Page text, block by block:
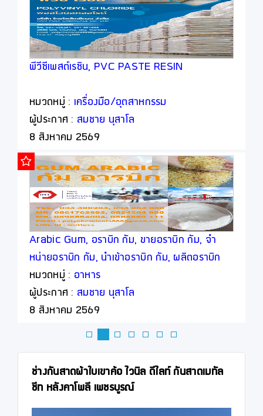
พีวีซีเพสต์เรซิน, PVC PASTE RESIN
หมวดหมู่ : เครื่องมือ/อุตสาหกรรม
ผู้ประกาศ : สมชาย นุสาโล
8 สิงหาคม 2569
Arabic Gum, อราบิก กัม, ขายอราบิก กัม, จำ
หน่ายอราบิก กัม, นำเข้าอราบิก กัม, ผลิตอราบิก
กัม
หมวดหมู่ : อาหาร
ผู้ประกาศ : สมชาย นุสาโล
8 สิงหาคม 2569
ช่างกันสาดผ้าใบเขาค้อ ไวนิล ดีไลท์ กันสาดเมทัล
ชีท หลังคาโพลี เพชรบูรณ์